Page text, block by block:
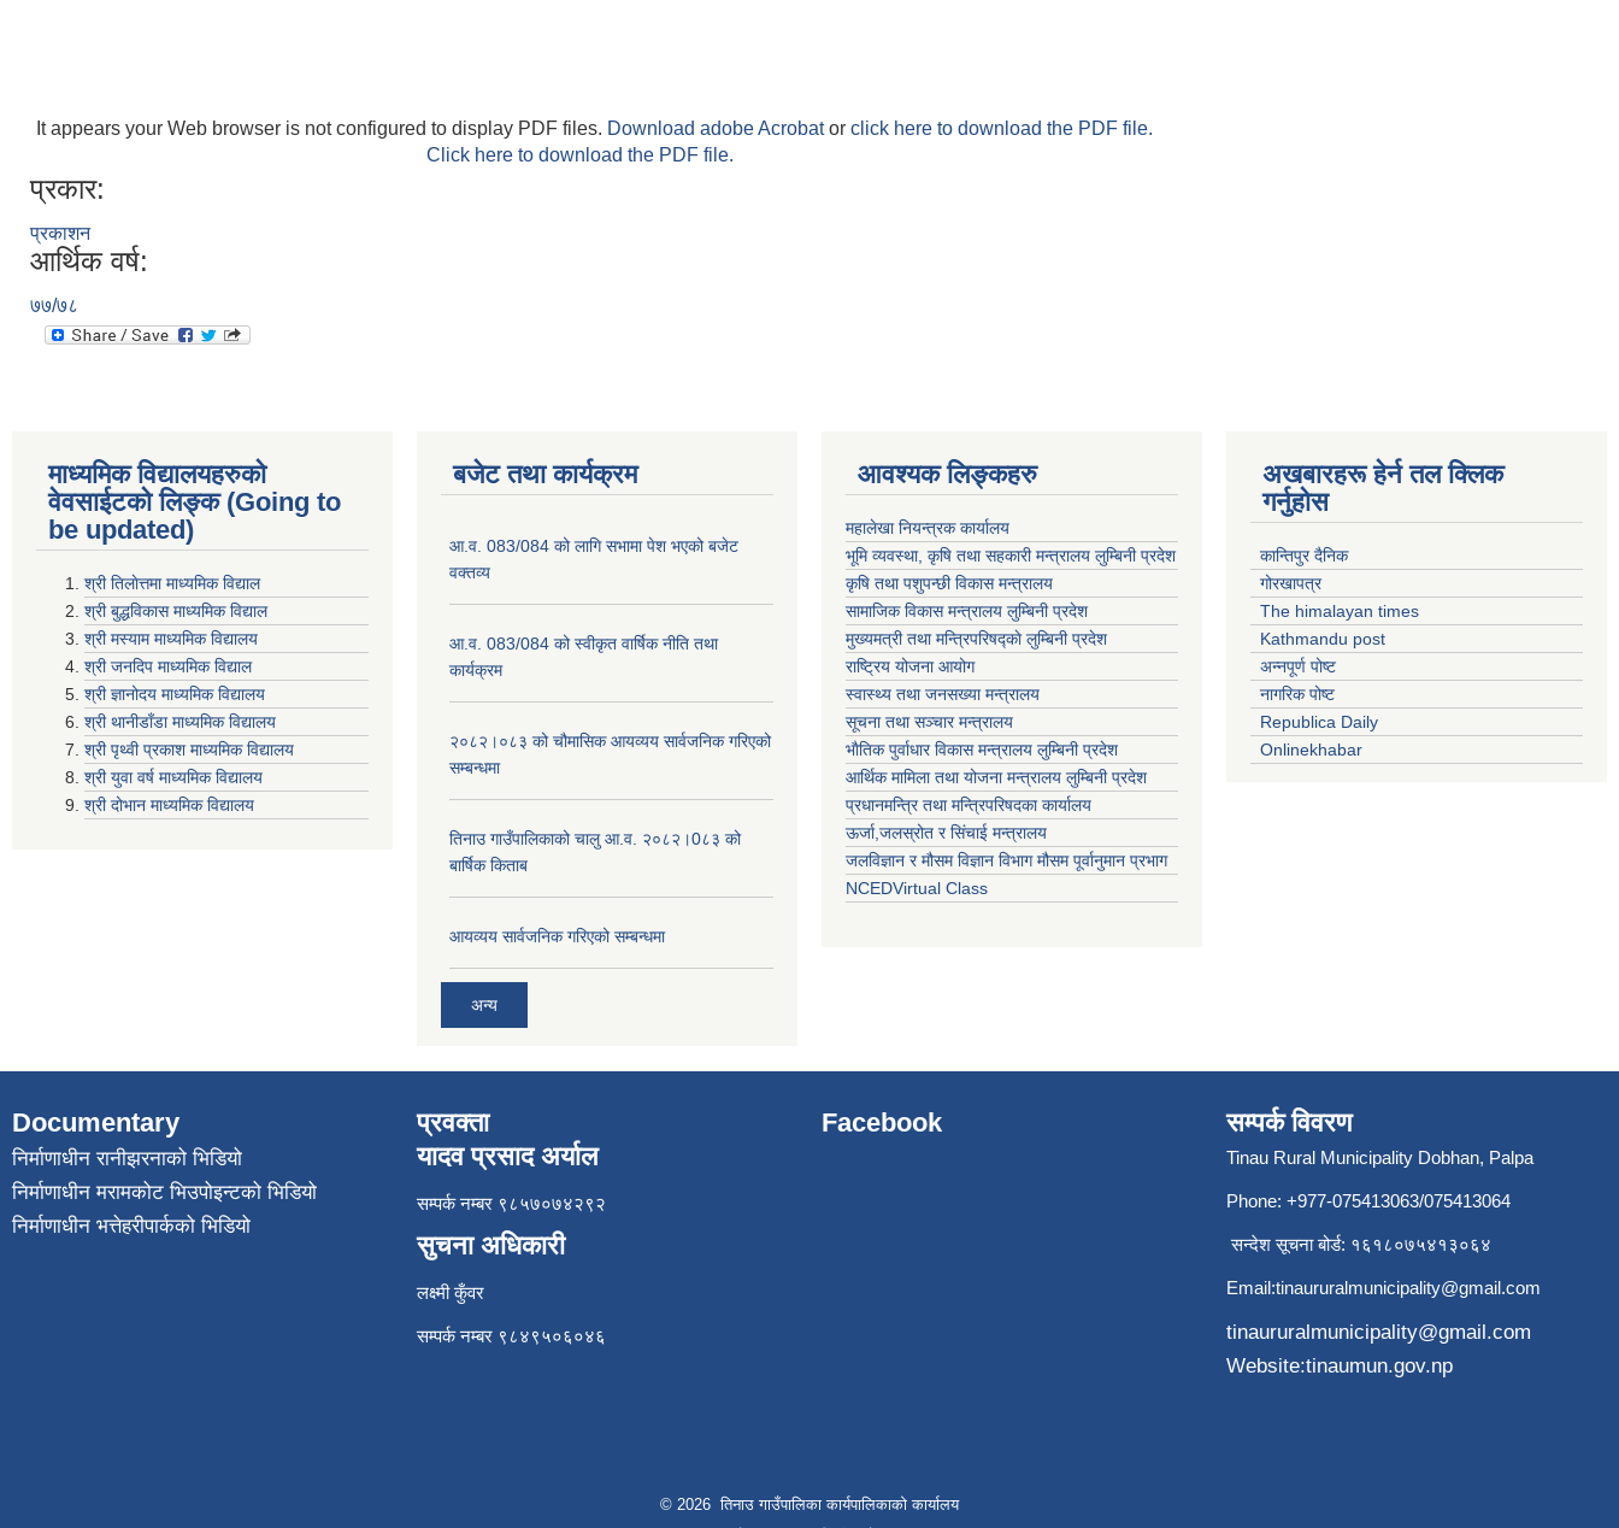
It appears your Web browser is not configured to display PDF files. Download adobe Acrobator click here to download the PDF file.
Click here to download the PDF file.
प्रकार:
प्रकाशन
आर्थिक वर्ष:
७७/७८
माध्यमिक विद्यालयहरुकाे
वेवसाईटको लिङ्क (Going to
be updated)
श्री तिलाेत्तमा माध्यमिक विद्याल
श्री बुद्धविकास माध्यमिक विद्याल
श्री मस्याम माध्यमिक विद्यालय
श्री जनदिप माध्यमिक विद्याल
श्री ज्ञानोदय माध्यमिक विद्यालय
श्री थानीडाँडा माध्यमिक विद्यालय
श्री पृथ्वी प्रकाश माध्यमिक विद्यालय
श्री युवा वर्ष माध्यमिक विद्यालय
श्री दोभान माध्यमिक विद्यालय
बजेट तथा कार्यक्रम
आ.व. 083/084 को लागि सभामा पेश भएको बजेट
वक्तव्य
आ.व. 083/084 को स्वीकृत वार्षिक नीति तथा
कार्यक्रम
२०८२।०८३ को चौमासिक आयव्यय सार्वजनिक गरिएको
सम्बन्धमा
तिनाउ गाउँपालिकाको चालु आ.व. २०८२।0८३ को
बार्षिक किताब
आयव्यय सार्वजनिक गरिएको सम्बन्धमा
अन्य
आवश्यक लिङ्कहरु
महालेखा नियन्त्रक कार्यालय
भूमि व्यवस्था, कृषि तथा सहकारी मन्त्रालय लुम्बिनी प्रदेश
कृषि तथा पशुपन्छी विकास मन्त्रालय
सामाजिक विकास मन्त्रालय लुम्बिनी प्रदेश
मुख्यमत्री तथा मन्त्रिपरिषद्काे लुम्बिनी प्रदेश
राष्ट्रिय योजना आयोग
स्वास्थ्य तथा जनसख्या मन्त्रालय
सूचना तथा सञ्चार मन्त्रालय
भाैतिक पुर्वाधार विकास मन्त्रालय लुम्बिनी प्रदेश
आर्थिक मामिला तथा योजना मन्त्रालय लुम्बिनी प्रदेश
प्रधानमन्त्रि तथा मन्त्रिपरिषदका कार्यालय
ऊर्जा,जलस्रोत र सिंचाई मन्त्रालय
जलविज्ञान र मौसम विज्ञान विभाग मौसम पूर्वानुमान प्रभाग
NCEDVirtual Class
अखबारहरू हेर्न तल क्लिक
गर्नुहोस
कान्तिपुर दैनिक
गोरखापत्र
The himalayan times
Kathmandu post
अन्नपूर्ण पोष्ट
नागरिक पोष्ट
Republica Daily
Onlinekhabar
Documentary
निर्माणाधीन रानीझरनाको भिडियो
निर्माणाधीन मरामकोट भिउपोइन्टको भिडियो
निर्माणाधीन भत्तेहरीपार्कको भिडियो
प्रवक्ता
यादव प्रसाद अर्याल
सम्पर्क नम्बर ९८५७०७४२९२
सुचना अधिकारी
लक्ष्मी कुँवर
सम्पर्क नम्बर ९८४९५०६०४६
Facebook सम्पर्क विवरण
Tinau Rural Municipality Dobhan, Palpa
Phone: +977-075413063/075413064
सन्देश सूचना बोर्ड: १६१८०७५४१३०६४
Email:tinaururalmunicipality@gmail.com
tinaururalmunicipality@gmail.com
Website:tinaumun.gov.np
© 2026 तिनाउ गाउँपालिका कार्यपालिकाकाे कार्यालय